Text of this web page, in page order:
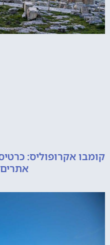
אתרים נוספים